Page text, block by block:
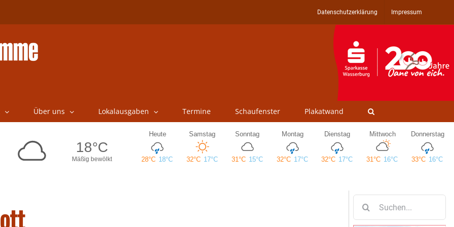
Datenschutzerklärung Impressum
Über uns Lokalausgaben Termine Schaufenster Plakatwand
nach: